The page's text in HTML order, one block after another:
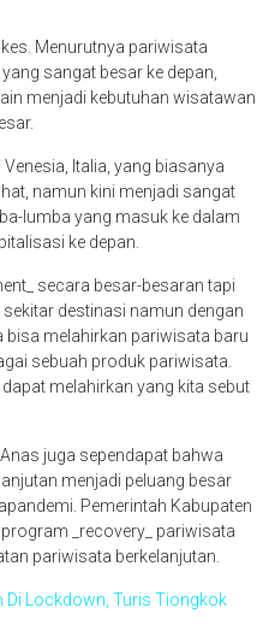
Menurutnya pariwisata
sangat besar ke depan,
menjadi kebutuhan wisatawan
Italia, yang biasanya
namun kini menjadi sangat
lumba yang masuk ke dalam
ke depan.
secara besar-besaran tapi
destinasi namun dengan
bisa melahirkan pariwisata baru
sebuah produk pariwisata.
melahirkan yang kita sebut
juga sependapat bahwa
menjadi peluang besar
Pemerintah Kabupaten
_recovery_ pariwisata
pariwisata berkelanjutan.
Di Lockdown, Turis Tiongkok